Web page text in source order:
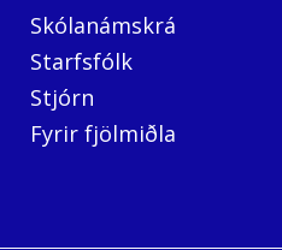
Skólanámskrá
Starfsfólk
Stjórn
Fyrir fjölmiðla